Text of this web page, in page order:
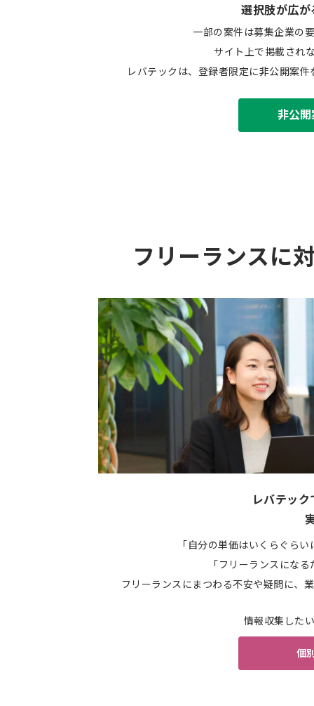
選択肢が広が
一部の案件は募集企業の
サイト上で掲載され
レバテックは、登録者限定に非公開案
非公
フリーランスに
レバテッ
「自分の単価はいくらぐら
「フリーランスにな
フリーランスにまつわる不安や疑問に、
情報収集した
個